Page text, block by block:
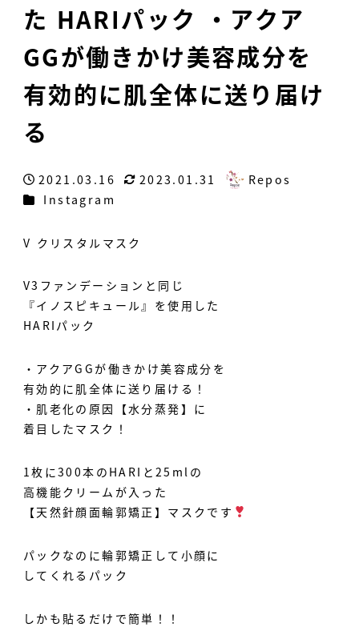
た HARIパック ・アクア
GGが働きかけ美容成分を
有効的に肌全体に送り届け
る
投稿日
2021.03.16
更新日
2023.01.31
著
Repos
カテゴリー
Instagram
V クリスタルマスク
V3ファンデーションと同じ
『イノスピキュール』を使用した
HARIパック
・アクアGGが働きかけ美容成分を
有効的に肌全体に送り届ける！
・肌老化の原因【水分蒸発】に
着目したマスク！
1枚に300本のHARIと25mlの
高機能クリームが入った
【天然針顔面輪郭矯正】マスクです
パックなのに輪郭矯正して小顔に
してくれるパック
しかも貼るだけで簡単！！